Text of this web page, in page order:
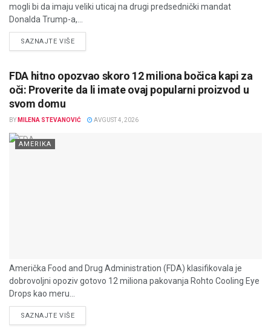
mogli bi da imaju veliki uticaj na drugi predsednički mandat
Donalda Trump-a,...
SAZNAJTE VIŠEDETAILS
FDA hitno opozvao skoro 12 miliona bočica kapi za
oči: Proverite da li imate ovaj popularni proizvod u
svom domu
BY MILENA STEVANOVIĆ AVGUST 4, 2026
AMERIKA
Američka Food and Drug Administration (FDA) klasifikovala je
dobrovoljni opoziv gotovo 12 miliona pakovanja Rohto Cooling Eye
Drops kao meru...
SAZNAJTE VIŠEDETAILS